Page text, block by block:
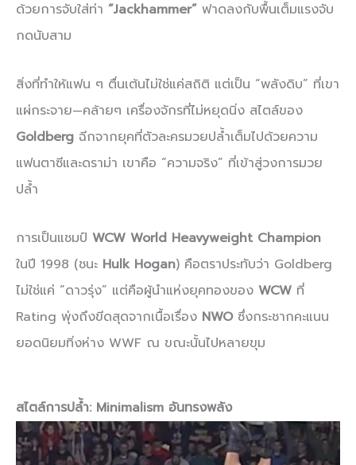
ด้วยการจับใส่ท่า “Jackhammer” ฟาดลงกับพื้นเต็มแรงจับ
กดนับสาม
สิ่งที่ทำให้แฟน ๆ ตื่นเต้นไม่ใช่แค่สถิติ แต่เป็น “พลังดิบ” ที่เขา
แผ่กระจาย—คล้ายๆ เครื่องจักรที่ไม่หยุดนิ่ง สไตล์ของ
Goldberg ฉีกจากยุคที่ตัวละครมวยปล้ำเต็มไปด้วยความ
แฟนตาซีและดราม่า เขาคือ “ความจริง” ที่เข้าสู่วงการมวย
ปล้ำ
การเป็นแชมป์ WCW World Heavyweight Champion
ในปี 1998 (ชนะ Hulk Hogan) คือตราประทับว่า Goldberg
ไม่ใช่แค่ “ดาวรุ่ง” แต่คือผู้นำแห่งยุคทองของ WCW ที่
Rating พุ่งถึงขีดสุดจากเนื้อเรื่อง NWOซึ่งกระชากคะแนน
ยอดนิยมทิ่งห่าง WWF ณ ขณะนั้นไปหลายขุม
สไตล์การปล้ำ: Minimalism อันทรงพลัง